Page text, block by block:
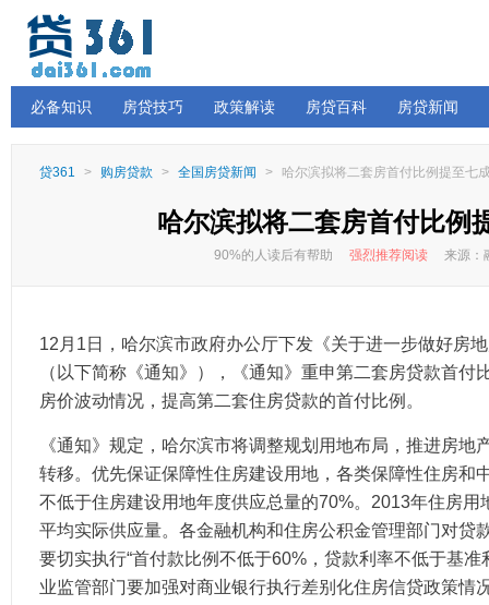
必备知识 房贷技巧 政策解读 房贷百科 房贷新闻
贷361 > 购房贷款 > 全国房贷新闻 > 哈尔滨拟将二套房首付比例提至七
哈尔滨拟将二套房首付比例
90%的人读后有帮助 强烈推荐阅读 来源：
12月1日，哈尔滨市政府办公厅下发《关于进一步做好房
（以下简称《通知》），《通知》重申第二套房贷款首付
房价波动情况，提高第二套住房贷款的首付比例。
《通知》规定，哈尔滨市将调整规划用地布局，推进房地
转移。优先保证保障性住房建设用地，各类保障性住房和
不低于住房建设用地年度供应总量的70%。2013年住房用
平均实际供应量。各金融机构和住房公积金管理部门对贷
要切实执行“首付款比例不低于60%，贷款利率不低于基准
业监管部门要加强对商业银行执行差别化住房信贷政策情